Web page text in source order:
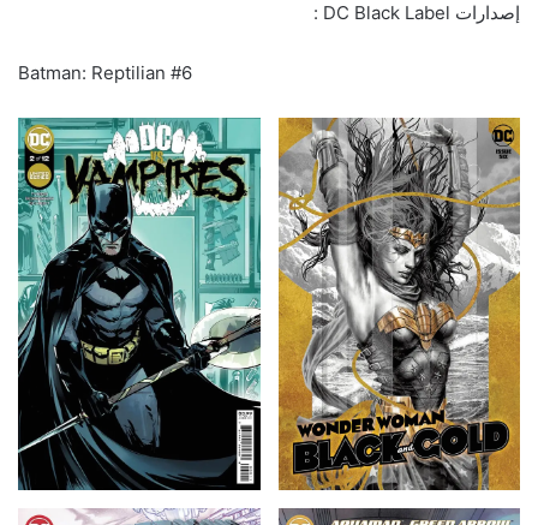
إصدارات DC Black Label :
Batman: Reptilian #6